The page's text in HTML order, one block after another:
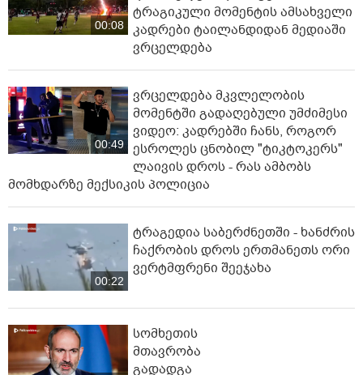
00:08
ტრაგიკული მომენტის ამსახველი
კადრები ტაილანდიდან მედიაში
ვრცელდება
00:49
ვრცელდება მკვლელობის
მომენტში გადაღებული უმძიმესი
ვიდეო: კადრებში ჩანს, როგორ
ესროლეს ცნობილ "ტიკტოკერს"
ლაივის დროს - რას ამბობს
მომხდარზე მექსიკის პოლიცია
00:22
ტრაგედია საბერძნეთში - ხანძრის
ჩაქრობის დროს ერთმანეთს ორი
ვერტმფრენი შეეჯახა
სომხეთის
მთავრობა
გადადგა